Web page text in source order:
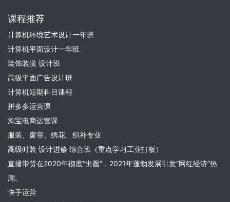
课程推荐
计算机环境艺术设计一年班
计算机平面设计一年班
装饰装潢 设计班
高级平面广告设计班
计算机短期科目课程
拼多多运营课
淘宝电商运营课
服装、窗帘、绣花、织补专业
高级时装 设计进修 综合班（重点学习工业打板）
直播带货在2020年彻底“出圈”，2021年蓬勃发展引发“网红经济”热
潮。
快手运营